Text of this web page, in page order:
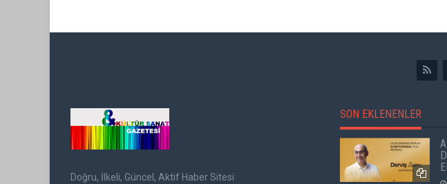
Doğru, İlkeli, Güncel, Aktif Haber Sitesi
SON EKLENENLER